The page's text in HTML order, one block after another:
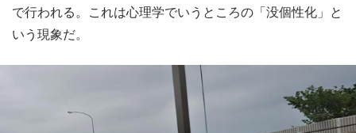
で行われる。これは心理学でいうところの「没個性化」と
いう現象だ。